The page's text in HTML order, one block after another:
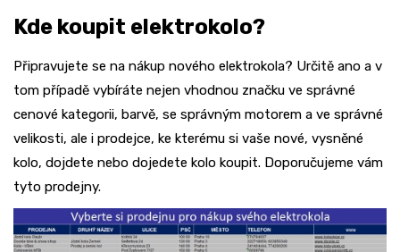
Kde koupit elektrokolo?
Připravujete se na nákup nového elektrokola? Určitě ano a v
tom případě vybíráte nejen vhodnou značku ve správné
cenové kategorii, barvě, se správným motorem a ve správné
velikosti, ale i prodejce, ke kterému si vaše nové, vysněné
kolo, dojdete nebo dojedete kolo koupit. Doporučujeme vám
tyto prodejny.